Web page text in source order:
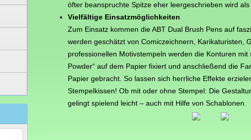
öfter beanspruchte Spitze eher leergeschrieben wird
Vielfältige Einsatzmöglichkeiten
Zum Einsatz kommen die ABT Dual Brush Pens auf
werden geschätzt von Comiczeichnern, Karikaturisten,
professionellen Motivstempeln werden die Konturen mit
Powder“ auf dem Papier fixiert und anschließend die
Papier gebracht. So lassen sich herrliche Effekte
Stempelkissen! Ob mit oder ohne Stempel: Die
gelingt spielend leicht – auch mit Hilfe von Schablonen.